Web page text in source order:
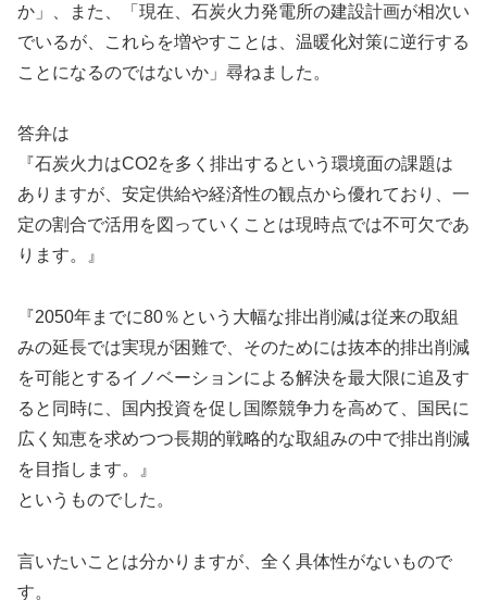
か」、また、「現在、石炭火力発電所の建設計画が相次い
でいるが、これらを増やすことは、温暖化対策に逆行する
ことになるのではないか」尋ねました。
答弁は
『石炭火力はCO2を多く排出するという環境面の課題は
ありますが、安定供給や経済性の観点から優れており、一
定の割合で活用を図っていくことは現時点では不可欠であ
ります。』
『2050年までに80％という大幅な排出削減は従来の取組
みの延長では実現が困難で、そのためには抜本的排出削減
を可能とするイノベーションによる解決を最大限に追及す
ると同時に、国内投資を促し国際競争力を高めて、国民に
広く知恵を求めつつ長期的戦略的な取組みの中で排出削減
を目指します。』
というものでした。
言いたいことは分かりますが、全く具体性がないもので
す。